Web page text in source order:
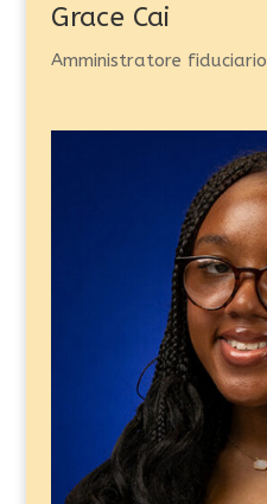
Grace Cai
Amministratore fiduciario